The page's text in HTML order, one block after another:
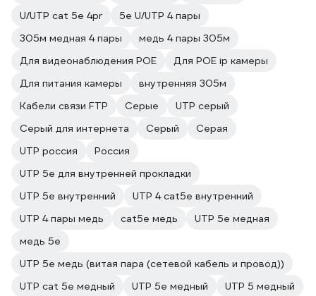
U/UTP cat 5e 4pr
5e U/UTP 4 пары
305м медная 4 пары
медь 4 пары 305м
Для видеонаблюдения POE
Для POE ip камеры
Для питания камеры
внутренняя 305м
Кабели связи FTP
Серые
UTP серый
Серый для интернета
Серый
Серая
UTP россия
Россия
UTP 5е для внутренней прокладки
UTP 5e внутренний
UTP 4 cat5e внутренний
UTP 4 пары медь
cat5e медь
UTP 5e медная
медь 5e
UTP 5e медь (витая пара (сетевой кабель и провод))
UTP cat 5e медный
UTP 5e медный
UTP 5 медный